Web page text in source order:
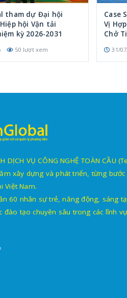
tham dự Đại hội
hội Vận tải
kỳ 2026-2031
50 lượt xem
Case
Vị
Chở
31/
DỊCH VỤ CÔNG NGHỆ TOÀN
xây dựng và phát triển, từng
Việt Nam.
60 nhân sự trẻ, năng động, sáng
đào tạo chuyên sâu trong các lĩnh